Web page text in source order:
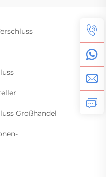
Großhandel